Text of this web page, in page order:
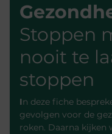
Gezondh
Stoppen
nooit te
stoppen
In deze fiche
gevolgen voor de
roken. Daarna kijken